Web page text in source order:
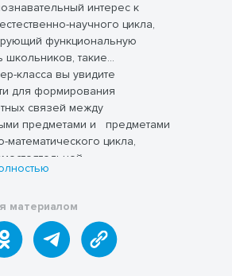
интерес к
научного цикла,
функциональную
школьников, такие
как ценностно-смысловую,
ценностными ориентирами
способностью видеть и
мир,
в нем, осознавать свою
уметь выбирать
установки для
класса вы увидите
для формирования
связей между
предметами и предметами
математического цикла,
деятельности,
общеучебной
соотнесенной с реальными
объектами.
информационная
информации, обучаем
отношению к полученной
компетенций происходит
материалом